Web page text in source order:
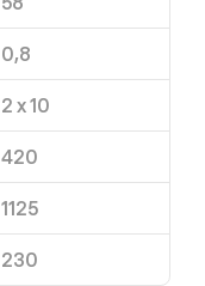
0,8
2 x 10
420
1125
230